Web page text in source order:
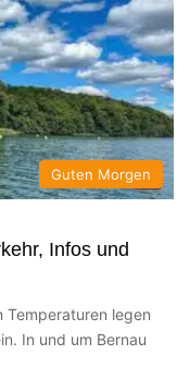
Guten Morgen
Infos und
Temperaturen legen
In und um Bernau